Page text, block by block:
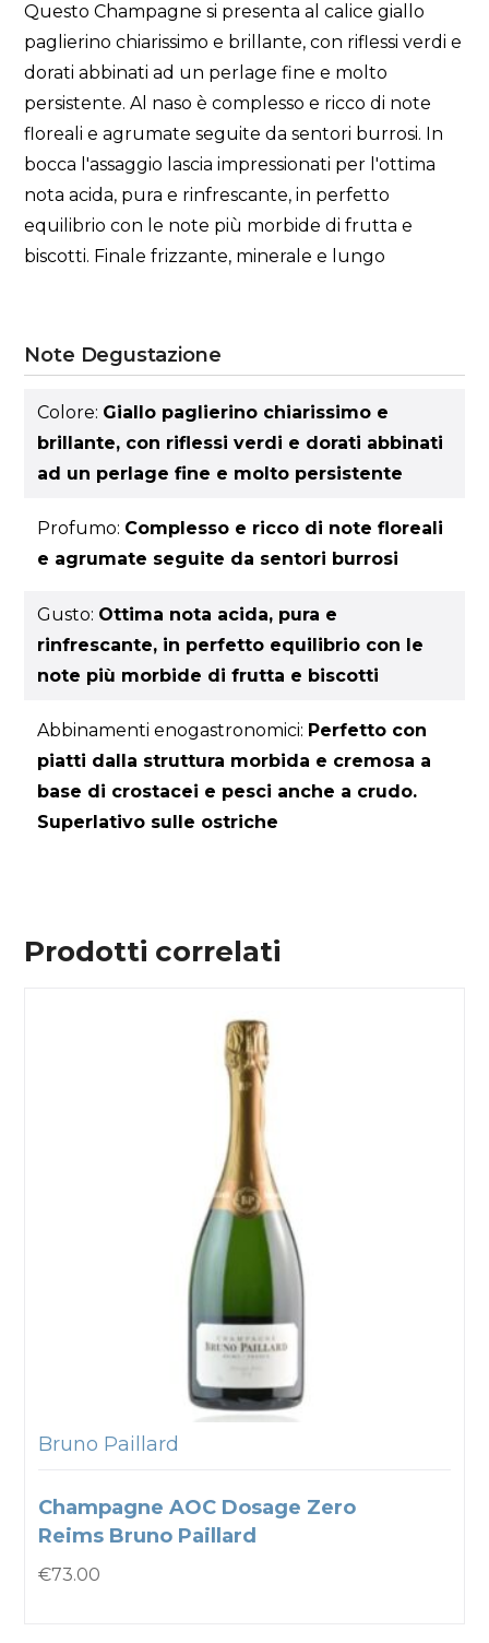
Questo Champagne si presenta al calice giallo
paglierino chiarissimo e brillante, con riflessi verdi e
dorati abbinati ad un perlage fine e molto
persistente. Al naso è complesso e ricco di note
floreali e agrumate seguite da sentori burrosi. In
bocca l'assaggio lascia impressionati per l'ottima
nota acida, pura e rinfrescante, in perfetto
equilibrio con le note più morbide di frutta e
biscotti. Finale frizzante, minerale e lungo
Note Degustazione
Colore: Giallo paglierino chiarissimo e
brillante, con riflessi verdi e dorati abbinati
ad un perlage fine e molto persistente
Profumo: Complesso e ricco di note floreali
e agrumate seguite da sentori burrosi
Gusto: Ottima nota acida, pura e
rinfrescante, in perfetto equilibrio con le
note più morbide di frutta e biscotti
Abbinamenti enogastronomici: Perfetto con
piatti dalla struttura morbida e cremosa a
base di crostacei e pesci anche a crudo.
Superlativo sulle ostriche
Prodotti correlati
Bruno Paillard
Champagne AOC Dosage Zero
Reims Bruno Paillard
€73.00